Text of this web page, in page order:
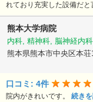
れており充実した設備だ
熊本大学病院
内科, 精神科, 脳神経内
熊本県熊本市中央区本荘
口コミ: 4件
院内がきれいです。 続き